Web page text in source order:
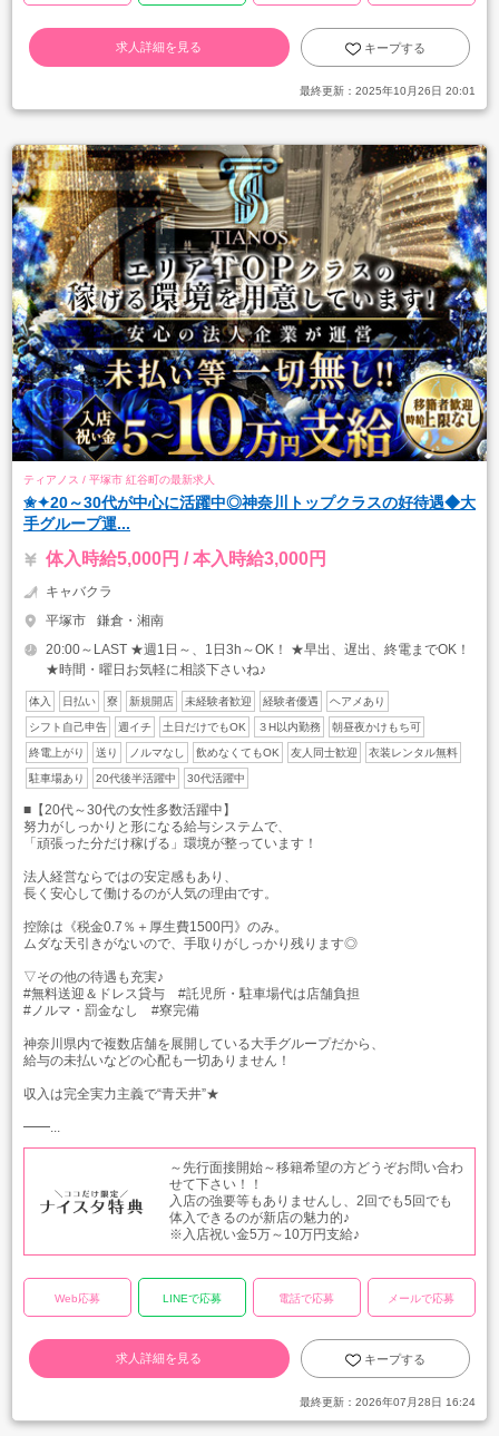
求人詳細を見る キープする
最終更新： 2025年10月26日 20:01
ティアノス / 平塚市 紅谷町の最新求人
✬✦20～30代が中心に活躍中◎神奈川トップクラスの好待遇◆大
手グループ運...
体入時給5,000円 / 本入時給3,000円
キャバクラ
平塚市
鎌倉・湘南
20:00～LAST ★週1日～、1日3h～OK！ ★早出、遅出、終電までOK！
★時間・曜日お気軽に相談下さいね♪
体入 日払い 寮 新規開店 未経験者歓迎 経験者優遇 ヘアメあり
シフト自己申告 週イチ 土日だけでもOK ３H以内勤務 朝昼夜かけもち可
終電上がり 送り ノルマなし 飲めなくてもOK 友人同士歓迎 衣装レンタル無料
駐車場あり 20代後半活躍中 30代活躍中
■【20代～30代の女性多数活躍中】
努力がしっかりと形になる給与システムで、
「頑張った分だけ稼げる」環境が整っています！
法人経営ならではの安定感もあり、
長く安心して働けるのが人気の理由です。
控除は《税金0.7％＋厚生費1500円》のみ。
ムダな天引きがないので、手取りがしっかり残ります◎
▽その他の待遇も充実♪
#無料送迎＆ドレス貸与 #託児所・駐車場代は店舗負担
#ノルマ・罰金なし #寮完備
神奈川県内で複数店舗を展開している大手グループだから、
給与の未払いなどの心配も一切ありません！
収入は完全実力主義で“青天井”★
━━...
～先行面接開始～移籍希望の方どうぞお問い合わ
せて下さい！！
入店の強要等もありませんし、2回でも5回でも
体入できるのが新店の魅力的♪
※入店祝い金5万～10万円支給♪
Web応募 LINEで応募 電話で応募 メールで応募
求人詳細を見る キープする
最終更新： 2026年07月28日 16:24